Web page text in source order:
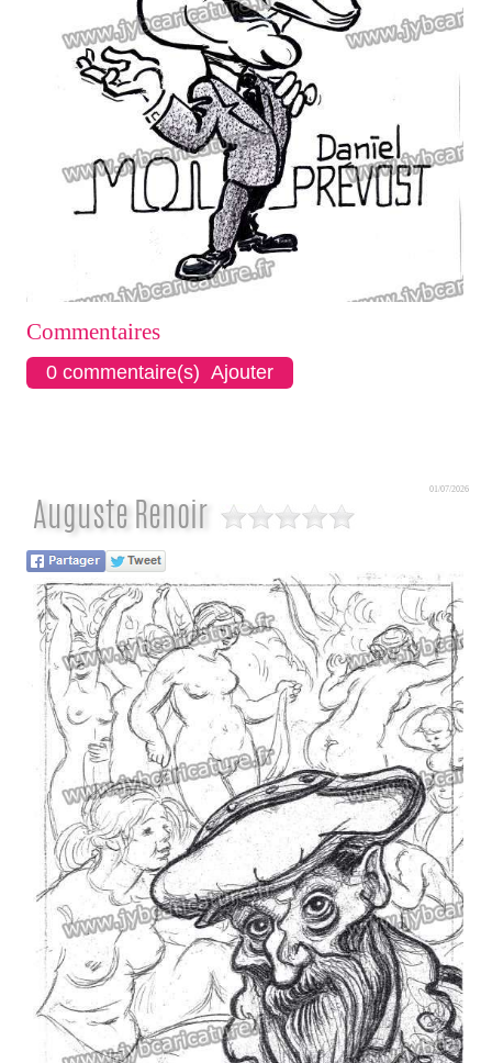
Commentaires
0 commentaire(s) Ajouter
Auguste Renoir
01/07/2026